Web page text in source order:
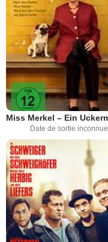
Date de sortie inconnue